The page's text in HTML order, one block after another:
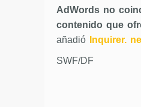
AdWords no
contenido que
añadió
Inquirer.
SWF/DF